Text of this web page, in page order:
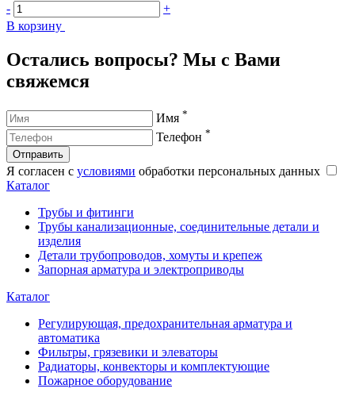
-
+
В корзину
Остались вопросы? Мы с Вами
свяжемся
Имя *
Телефон *
Отправить
Я согласен с условиями обработки персональных данных
Каталог
Трубы и фитинги
Трубы канализационные, соединительные детали и
изделия
Детали трубопроводов, хомуты и крепеж
Запорная арматура и электроприводы
Каталог
Регулирующая, предохранительная арматура и
автоматика
Фильтры, грязевики и элеваторы
Радиаторы, конвекторы и комплектующие
Пожарное оборудование